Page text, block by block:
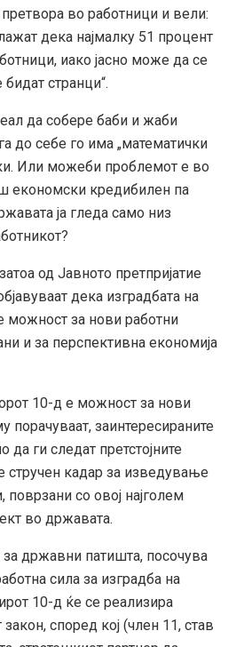
во работници и вели:
дека најмалку 51 процент
иако јасно може да се
странци“.
да собере баби и жаби
до себе го има „математички
Или можеби проблемот е во
економски кредибилен па
ја гледа само низ
од Јавното претпријатие
дека изградбата на
можност за нови работни
и за перспективна економија
10-д е можност за нови
порачуваат, заинтересираните
ги следат претстојните
стручен кадар за изведување
поврзани со овој најголем
во државата.
за државни патишта, посочува
сила за изградба на
10-д ќе се реализира
според кој (член 11, став